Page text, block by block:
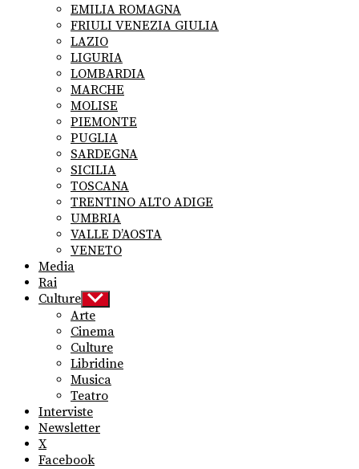
EMILIA ROMAGNA
FRIULI VENEZIA GIULIA
LAZIO
LIGURIA
LOMBARDIA
MARCHE
MOLISE
PIEMONTE
PUGLIA
SARDEGNA
SICILIA
TOSCANA
TRENTINO ALTO ADIGE
UMBRIA
VALLE D’AOSTA
VENETO
Media
Rai
Culture Show
sub
menu
Arte
Cinema
Culture
Libridine
Musica
Teatro
Interviste
Newsletter
X
Facebook